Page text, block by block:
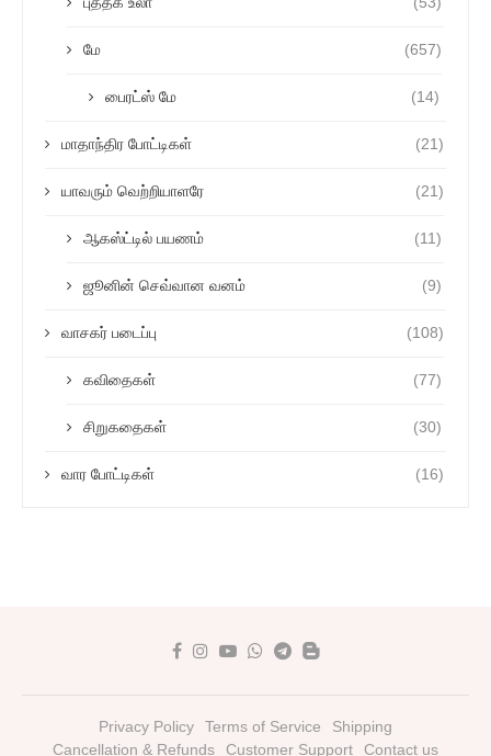
மே (657)
பைரட்ஸ் மே (14)
மாதாந்திர போட்டிகள் (21)
யாவரும் வெற்றியாளரே (21)
ஆகஸ்ட்டில் பயணம் (11)
ஜூனின் செவ்வான வனம் (9)
வாசகர் படைப்பு (108)
கவிதைகள் (77)
சிறுகதைகள் (30)
வார போட்டிகள் (16)
Privacy Policy Terms of Service
Shipping
Cancellation & Refunds
Customer Support Contact us